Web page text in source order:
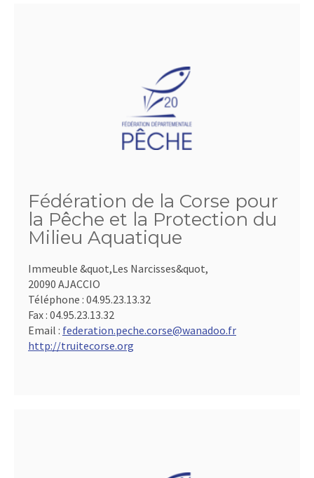
Fédération de la Corse pour
la Pêche et la Protection du
Milieu Aquatique
Immeuble &quot,Les Narcisses&quot,
20090 AJACCIO
Téléphone : 04.95.23.13.32
Fax : 04.95.23.13.32
Email : federation.peche.corse@wanadoo.fr
http://truitecorse.org